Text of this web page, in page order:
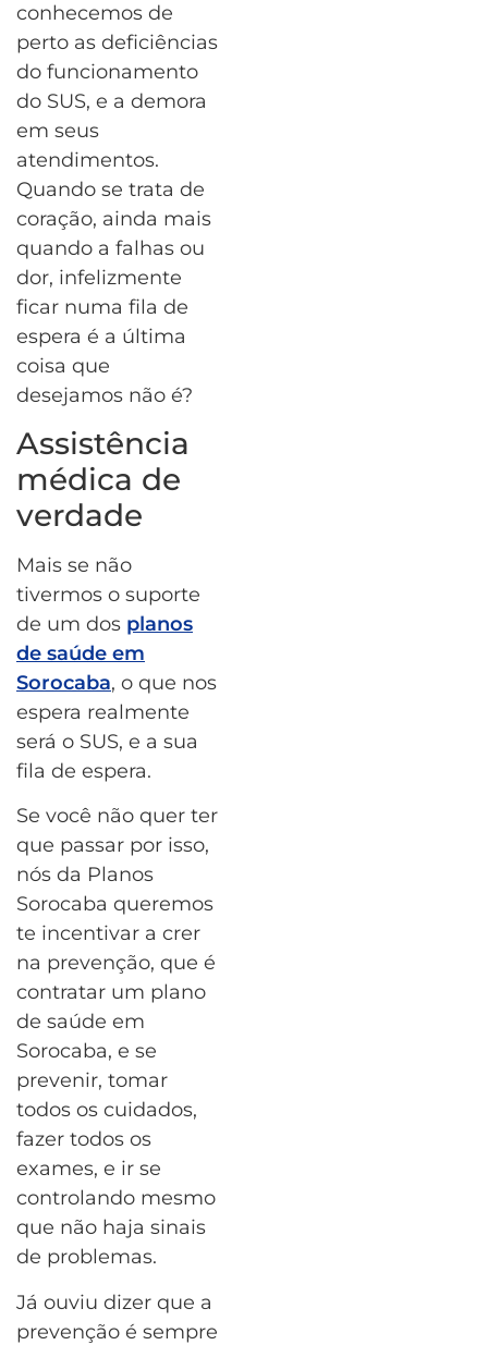
conhecemos de
perto as deficiências
do funcionamento
do SUS, e a demora
em seus
atendimentos.
Quando se trata de
coração, ainda mais
quando a falhas ou
dor, infelizmente
ficar numa fila de
espera é a última
coisa que
desejamos não é?
Assistência
médica de
verdade
Mais se não
tivermos o suporte
de um dos planos
de saúde em
Sorocaba, o que nos
espera realmente
será o SUS, e a sua
fila de espera.
Se você não quer ter
que passar por isso,
nós da Planos
Sorocaba queremos
te incentivar a crer
na prevenção, que é
contratar um plano
de saúde em
Sorocaba, e se
prevenir, tomar
todos os cuidados,
fazer todos os
exames, e ir se
controlando mesmo
que não haja sinais
de problemas.
Já ouviu dizer que a
prevenção é sempre